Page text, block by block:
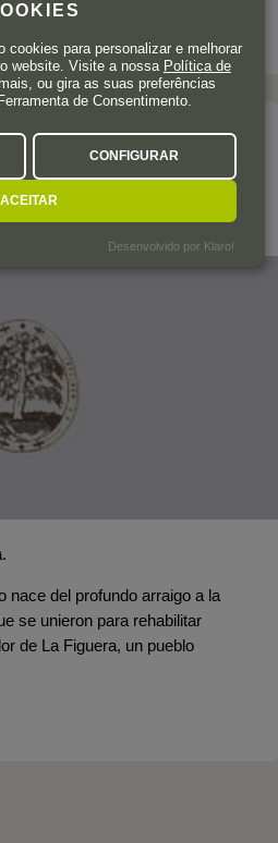
nace del profundo arraigo a la
se unieron para rehabilitar
de La Figuera, un pueblo
cookies para personalizar e melhorar
website. Visite a nossa Política de
ou gira as suas preferências
de Consentimento.
CONFIGURAR
ACEITAR
Desenvolvido por Klaro!